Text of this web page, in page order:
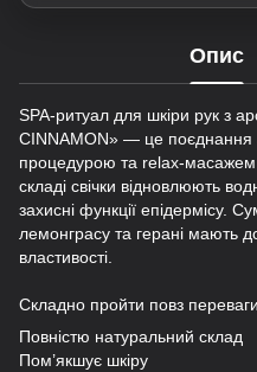
Опис
SPA-ритуал для шкіри рук з
CINNAMON» — це поєднання
процедурою та relax-масажем
складі свічки відновлюють
захисні функції епідермісу.
лемонграсу та герані мають
властивості.
Складно пройти повз
Повністю натуральний склад
Пом’якшує шкіру